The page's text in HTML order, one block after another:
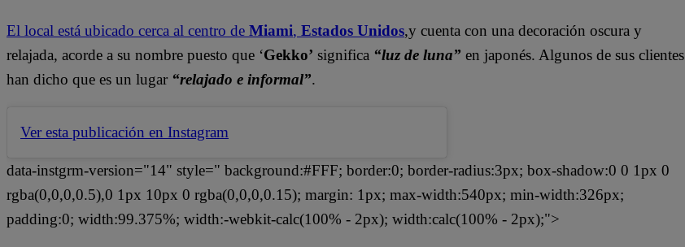
El local está ubicado cerca al centro de Miami, Estados Unidos,y cuenta con una decoración oscura y
relajada, acorde a su nombre puesto que ‘Gekko’ significa “luz de luna” en japonés. Algunos de sus clientes
han dicho que es un lugar “relajado e informal”.
Ver esta publicación en Instagram
data-instgrm-version="14" style=" background:#FFF; border:0; border-radius:3px; box-shadow:0 0 1px 0
rgba(0,0,0,0.5),0 1px 10px 0 rgba(0,0,0,0.15); margin: 1px; max-width:540px; min-width:326px;
padding:0; width:99.375%; width:-webkit-calc(100% - 2px); width:calc(100% - 2px);">